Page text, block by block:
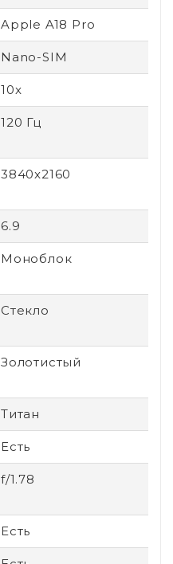
Apple A18 Pro
Nano-SIM
10x
120 Гц
3840x2160
6.9
Моноблок
Стекло
Золотистый
Титан
Есть
f/1.78
Есть